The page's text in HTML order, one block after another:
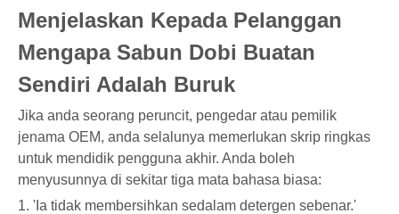
Menjelaskan Kepada Pelanggan
Mengapa Sabun Dobi Buatan
Sendiri Adalah Buruk
Jika anda seorang peruncit, pengedar atau pemilik
jenama OEM, anda selalunya memerlukan skrip ringkas
untuk mendidik pengguna akhir. Anda boleh
menyusunnya di sekitar tiga mata bahasa biasa:
1. 'Ia tidak membersihkan sedalam detergen sebenar.'